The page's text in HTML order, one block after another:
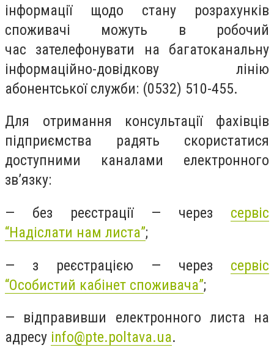
інформації щодо стану розрахунків
споживачі можуть в робочий
час зателефонувати на багатоканальну
інформаційно-довідкову лінію
абонентської служби: (0532) 510-455.
Для отримання консультації фахівців
підприємства радять скористатися
доступними каналами електронного
зв’язку:
— без реєстрації — через сервіс
“Надіслати нам листа”;
— з реєстрацією — через сервіс
“Особистий кабінет споживача”;
— відправивши електронного листа на
адресу info@pte.poltava.ua.